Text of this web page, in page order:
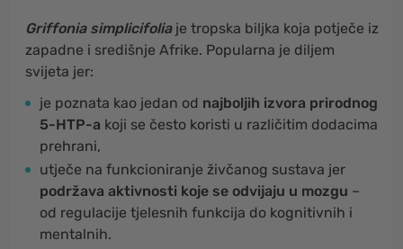
Griffonia simplicifoliaje tropska biljka koja potječe iz
zapadne i središnje Afrike. Popularna je diljem
svijeta jer:
je poznata kao jedan od najboljih izvora prirodnog
5-HTP-a koji se često koristi u različitim dodacima
prehrani,
utječe na funkcioniranje živčanog sustava jer
podržava aktivnosti koje se odvijaju u mozgu –
od regulacije tjelesnih funkcija do kognitivnih i
mentalnih.